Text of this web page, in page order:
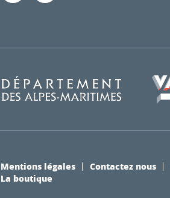
Mentions légales Contactez nous
La boutique